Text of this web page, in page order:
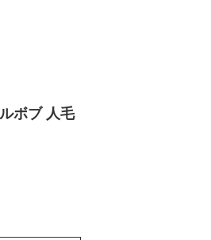
ボブ 人毛